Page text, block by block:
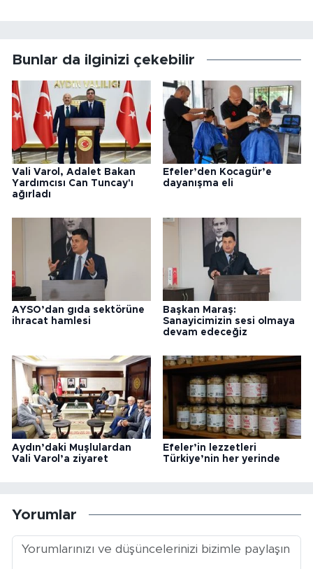
Bunlar da ilginizi çekebilir
Vali Varol, Adalet Bakan
Yardımcısı Can Tuncay'ı
ağırladı
Efeler’den Kocagür’e
dayanışma eli
AYSO’dan gıda sektörüne
ihracat hamlesi
Başkan Maraş:
Sanayicimizin sesi olmaya
devam edeceğiz
Aydın’daki Muşlulardan
Vali Varol’a ziyaret
Efeler’in lezzetleri
Türkiye’nin her yerinde
Yorumlar